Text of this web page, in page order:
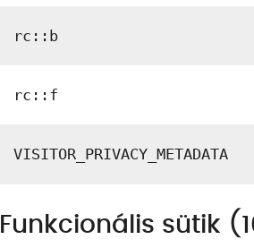
rc::b
rc::f
VISITOR_PRIVACY_METADATA
Funkcionális sütik